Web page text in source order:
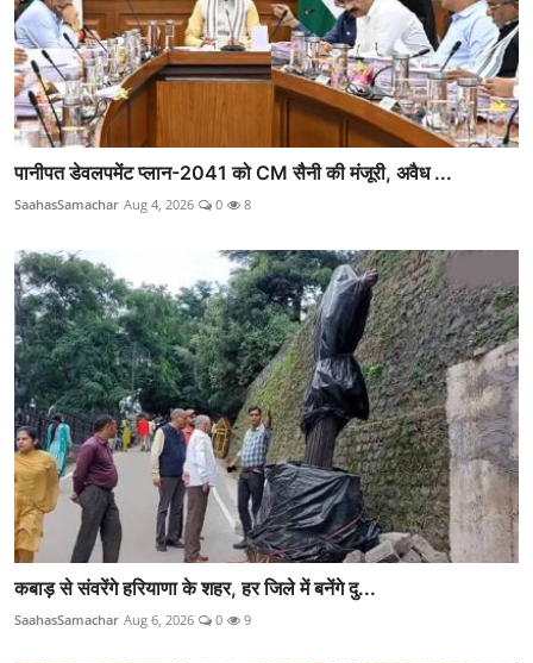
पानीपत डेवलपमेंट प्लान-2041 को CM सैनी की मंजूरी, अवैध ...
SaahasSamachar Aug 4, 2026 0 8
कबाड़ से संवरेंगे हरियाणा के शहर, हर जिले में बनेंगे दु...
SaahasSamachar Aug 6, 2026 0 9